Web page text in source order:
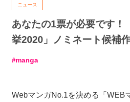
ニュース
あなたの1票が必要です！
挙2020」ノミネート候補
manga
WebマンガNo.1を決める「WEB